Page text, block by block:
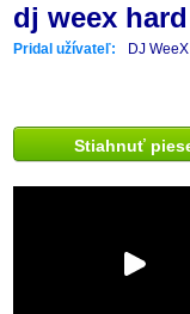
dj weex
Pridal užívateľ: DJ WeeX
Stiahnuť